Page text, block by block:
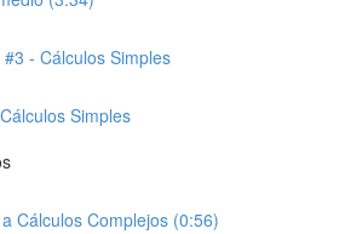
- Cálculos Simples
Simples
Cálculos Complejos (0:56)